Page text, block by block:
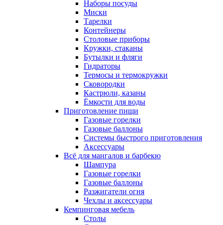
Наборы посуды
Миски
Тарелки
Контейнеры
Столовые приборы
Кружки, стаканы
Бутылки и фляги
Гидраторы
Термосы и термокружки
Сковородки
Кастрюли, казаны
Ёмкости для воды
Приготовление пищи
Газовые горелки
Газовые баллоны
Системы быстрого приготовления
Аксессуары
Всё для мангалов и барбекю
Шампура
Газовые горелки
Газовые баллоны
Разжигатели огня
Чехлы и аксессуары
Кемпинговая мебель
Столы